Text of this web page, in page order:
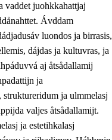
vaddet juohkkahattjaj
Ávddam
luondos ja birrasis,
dájdas ja kultuvras, ja
aj åtsådallamij
ja
ja ulmmelasj
valjes åtsådallamijt.
ja estetihkalasj